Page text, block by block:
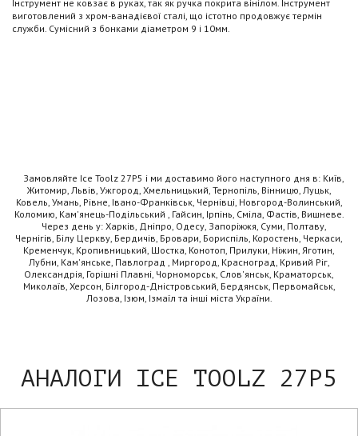
Інструмент не ковзає в руках, так як ручка покрита вінілом. Інструмент
виготовлений з хром-ванадієвої сталі, що істотно продовжує термін
служби. Сумісний з бонками діаметром 9 і 10мм.
Замовляйте Ice Toolz 27P5 і ми доставимо його наступного дня в: Київ,
Житомир, Львів, Ужгород, Хмельницький, Тернопіль, Вінницю, Луцьк,
Ковель, Умань, Рівне, Івано-Франківськ, Чернівці, Новгород-Волинський,
Коломию, Кам'янець-Подільський , Гайсин, Ірпінь, Сміла, Фастів, Вишневе.
Через день у: Харків, Дніпро, Одесу, Запоріжжя, Суми, Полтаву,
Чернігів, Білу Церкву, Бердичів, Бровари, Бориспіль, Коростень, Черкаси,
Кременчук, Кропивницький, Шостка, Конотоп, Прилуки, Ніжин, Яготин,
Лубни, Кам'янське, Павлоград , Миргород, Красноград, Кривий Ріг,
Олександрія, Горішні Плавні, Чорноморськ, Слов'янськ, Краматорськ,
Миколаїв, Херсон, Білгород-Дністровський, Бердянськ, Первомайськ,
Лозова, Ізюм, Ізмаїл та інші міста України.
АНАЛОГИ ICE TOOLZ 27P5